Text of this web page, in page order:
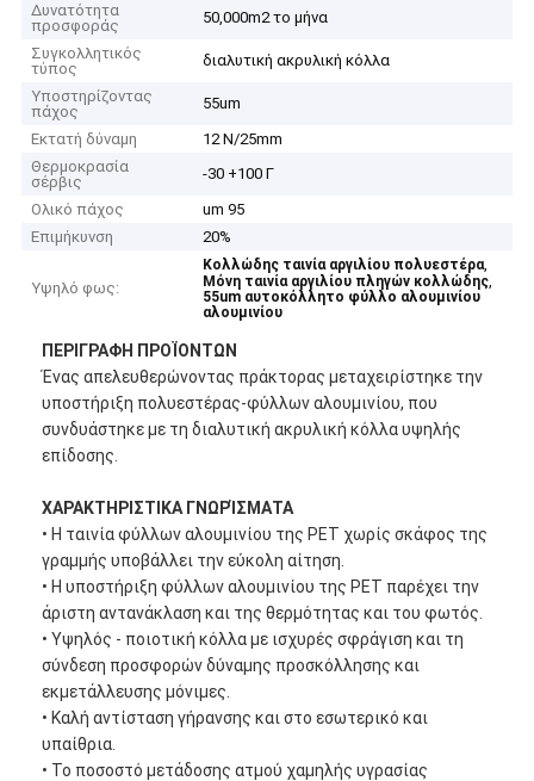
Δυνατότητα
προσφοράς
50,000m2 το μήνα
Συγκολλητικός
τύπος
διαλυτική ακρυλική κόλλα
Υποστηρίζοντας
πάχος
55um
Εκτατή δύναμη
12 N/25mm
Θερμοκρασία
σέρβις
-30 +100 Γ
Ολικό πάχος
um 95
Επιμήκυνση
20%
Υψηλό φως:
Κολλώδης ταινία αργιλίου πολυεστέρα,
Μόνη ταινία αργιλίου πληγών κολλώδης,
55um αυτοκόλλητο φύλλο αλουμινίου
αλουμινίου
ΠΕΡΙΓΡΑΦΗ ΠΡΟΪΟΝΤΩΝ
Ένας απελευθερώνοντας πράκτορας μεταχειρίστηκε την
υποστήριξη πολυεστέρας-φύλλων αλουμινίου, που
συνδυάστηκε με τη διαλυτική ακρυλική κόλλα υψηλής
επίδοσης.
ΧΑΡΑΚΤΗΡΙΣΤΙΚΑ ΓΝΩΡΊΣΜΑΤΑ
• Η ταινία φύλλων αλουμινίου της PET χωρίς σκάφος της
γραμμής υποβάλλει την εύκολη αίτηση.
• Η υποστήριξη φύλλων αλουμινίου της PET παρέχει την
άριστη αντανάκλαση και της θερμότητας και του φωτός.
• Υψηλός - ποιοτική κόλλα με ισχυρές σφράγιση και τη
σύνδεση προσφορών δύναμης προσκόλλησης και
εκμετάλλευσης μόνιμες.
• Καλή αντίσταση γήρανσης και στο εσωτερικό και
υπαίθρια.
• Το ποσοστό μετάδοσης ατμού χαμηλής υγρασίας